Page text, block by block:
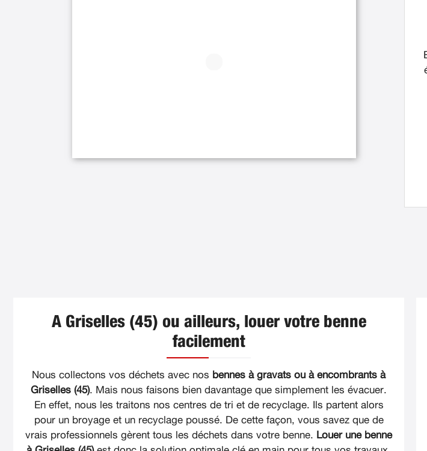
A Griselles (45) ou ailleurs, louer votre benne
facilement
Nous collectons vos déchets avec nos bennes à gravats ou à encombrants à
Griselles (45). Mais nous faisons bien davantage que simplement les évacuer.
En effet, nous les traitons nos centres de tri et de recyclage. Ils partent alors
pour un broyage et un recyclage poussé. De cette façon, vous savez que de
vrais professionnels gèrent tous les déchets dans votre benne. Louer une benne